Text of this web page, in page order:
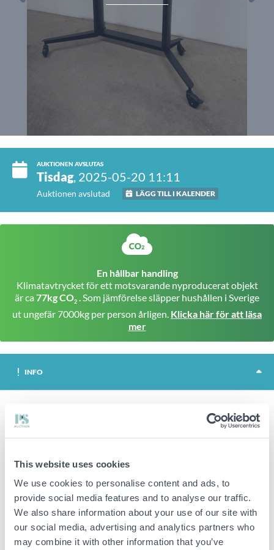
This website uses cookies
We use cookies to personalise content and ads, to
provide social media features and to analyse our traffic.
We also share information about your use of our site with
our social media, advertising and analytics partners who
may combine it with other information that you’ve
AUKTIONEN AVSLUTAS
Tisdag, 2025-05-20 11:11
Auktionen avslutad LÄGG TILL I KALENDER
En hållbar handling
Klimatavtrycket för ett motsvarande nyproducerat objekt
är ca 77kg CO2 . Som jämförelse släpper hushållen i Sverige
ut ungefär 7000kg per person årligen. Klicka här för att läsa
mer
INFO
Stativ SMS flatscreen FH M1450.
Manual
Viktig info
Buden är bindande och serviceavgiften debiteras på alla